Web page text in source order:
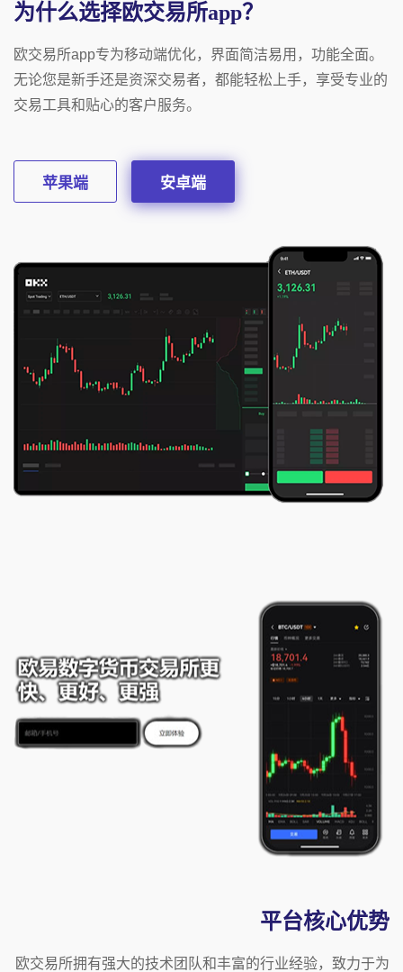
为什么选择欧交易所app？
欧交易所app专为移动端优化，界面简洁易用，功能全面。
无论您是新手还是资深交易者，都能轻松上手，享受专业的
交易工具和贴心的客户服务。
苹果端 安卓端
平台核心优势
欧交易所拥有强大的技术团队和丰富的行业经验，致力于为